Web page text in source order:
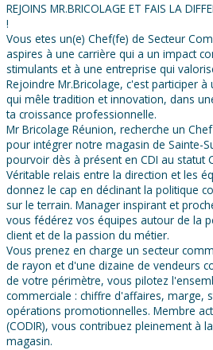
REJOINS MR.BRICOLAGE ET FAIS LA
!
Vous etes un(e) Chef(fe) de Secteur
aspires à une carrière qui a un impact
stimulants et à une entreprise qui
Rejoindre Mr.Bricolage, c'est participer
qui mêle tradition et innovation, dans
ta croissance professionnelle.
Mr Bricolage Réunion, recherche un
pour intégrer notre magasin de Sainte-
pourvoir dès à présent en CDI au statut
Véritable relais entre la direction et les
donnez le cap en déclinant la politique
sur le terrain. Manager inspirant et
vous fédérez vos équipes autour de la
client et de la passion du métier.
Vous prenez en charge un secteur
de rayon et d'une dizaine de vendeurs
de votre périmètre, vous pilotez
commerciale : chiffre d'affaires, marge,
opérations promotionnelles. Membre
(CODIR), vous contribuez pleinement à
magasin.